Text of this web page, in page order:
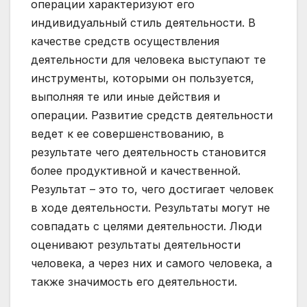
операции характеризуют его
индивидуальный стиль деятельности. В
качестве средств осуществления
деятельности для человека выступают те
инструменты, которыми он пользуется,
выполняя те или иные действия и
операции. Развитие средств деятельности
ведет к ее совершенствованию, в
результате чего деятельность становится
более продуктивной и качественной.
Результат – это то, чего достигает человек
в ходе деятельности. Результаты могут не
совпадать с целями деятельности. Люди
оценивают результаты деятельности
человека, а через них и самого человека, а
также значимость его деятельности.